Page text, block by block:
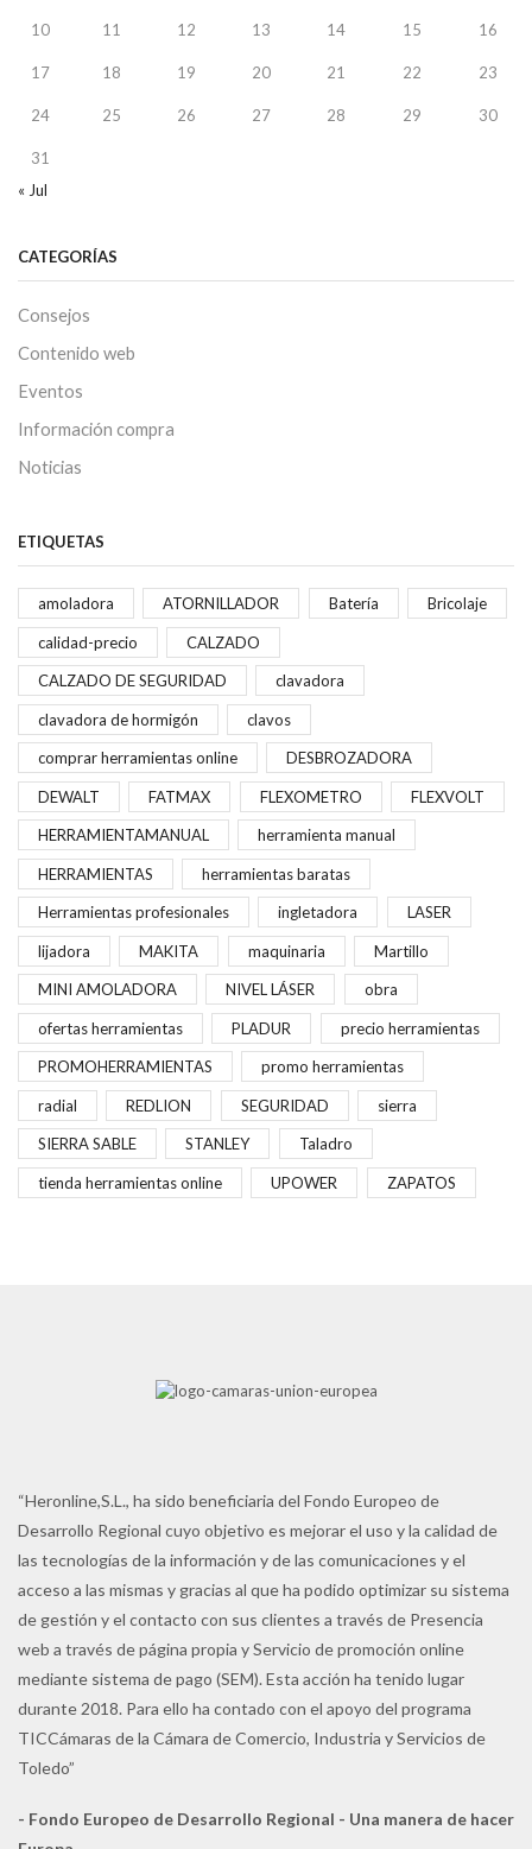
10 11 12 13 14 15 16
17 18 19 20 21 22 23
24 25 26 27 28 29 30
31
« Jul
CATEGORÍAS
Consejos
Contenido web
Eventos
Información compra
Noticias
ETIQUETAS
amoladora ATORNILLADOR Batería Bricolaje
calidad-precio CALZADO
CALZADO DE SEGURIDAD clavadora
clavadora de hormigón clavos
comprar herramientas online DESBROZADORA
DEWALT FATMAX FLEXOMETRO FLEXVOLT
HERRAMIENTAMANUAL herramienta manual
HERRAMIENTAS herramientas baratas
Herramientas profesionales ingletadora LASER
lijadora MAKITA maquinaria Martillo
MINI AMOLADORA NIVEL LÁSER obra
ofertas herramientas PLADUR precio herramientas
PROMOHERRAMIENTAS promo herramientas
radial REDLION SEGURIDAD sierra
SIERRA SABLE STANLEY Taladro
tienda herramientas online UPOWER ZAPATOS
“Heronline,S.L., ha sido beneficiaria del Fondo Europeo de
Desarrollo Regional cuyo objetivo es mejorar el uso y la calidad de
las tecnologías de la información y de las comunicaciones y el
acceso a las mismas y gracias al que ha podido optimizar su sistema
de gestión y el contacto con sus clientes a través de Presencia
web a través de página propia y Servicio de promoción online
mediante sistema de pago (SEM). Esta acción ha tenido lugar
durante 2018. Para ello ha contado con el apoyo del programa
TICCámaras de la Cámara de Comercio, Industria y Servicios de
Toledo”
- Fondo Europeo de Desarrollo Regional - Una manera de hacer